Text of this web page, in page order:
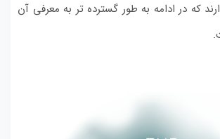
که در ادامه به طور گسترده تر به معرفی آن